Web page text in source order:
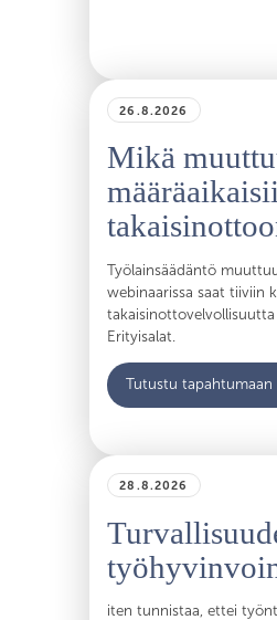
26.8.2026
Mikä
Työlainsäädäntö
webinaarissa saat tiiviin
takaisinottovelvollisuutta
Erityisalat.
Tutustu tapahtumaan
28.8.2026
iten tunnistaa, ettei